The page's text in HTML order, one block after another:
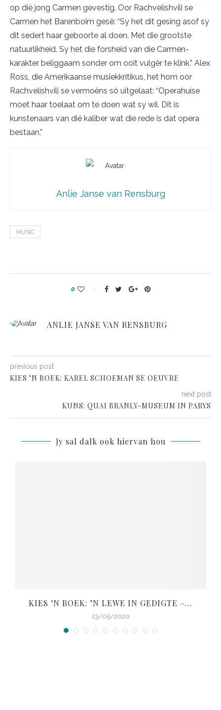
op dié jong Carmen gevestig. Oor Rachvelishvili se
Carmen het Barenboim gesê: “Sy het dit gesing asof sy
dit sedert haar geboorte al doen. Met die grootste
natuurlikheid. Sy het die forsheid van die Carmen-
karakter beliggaam sonder om ooit vulgêr te klink.” Alex
Ross, die Amerikaanse musiekkritikus, het hom oor
Rachvelishvili se vermoëns só uitgelaat: “Operahuise
moet haar toelaat om te doen wat sy wil. Dit is
kunstenaars van dié kaliber wat die rede is dat opera
bestaan.”
Anlie Janse van Rensburg
MUSIC
0
ANLIE JANSE VAN RENSBURG
previous post
KIES ’N BOEK: KAREL SCHOEMAN SE OEUVRE
next post
KUNS: QUAI BRANLY-MUSEUM IN PARYS
Jy sal dalk ook hiervan hou
KIES ‘N BOEK: ’N LEWE IN GEDIGTE –...
23/05/2020